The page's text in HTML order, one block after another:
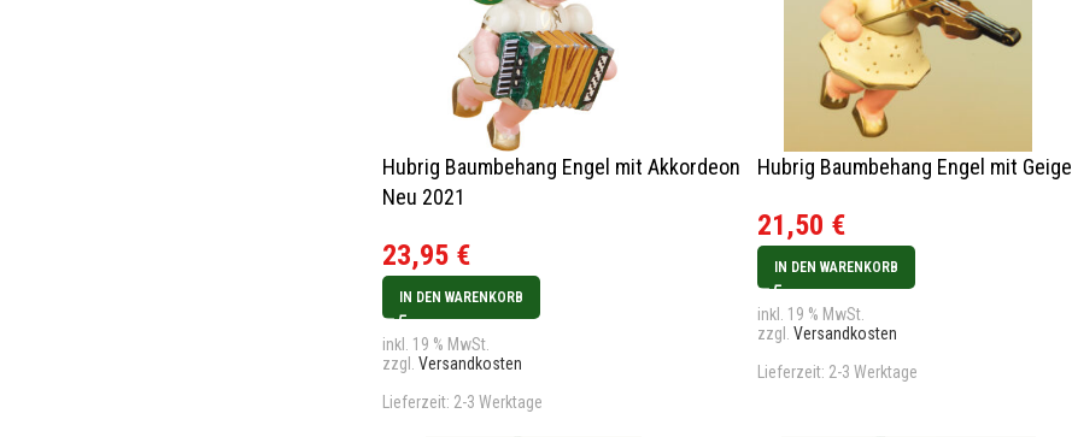
Hubrig Baumbehang Engel mit Akkordeon
Neu 2021
23,95 €
IN DEN WARENKORB
inkl. 19 % MwSt.
zzgl.Versandkosten
Lieferzeit: 2-3 Werktage
Hubrig Baumbehang Engel mit Geige
21,50 €
IN DEN WARENKORB
inkl. 19 % MwSt.
zzgl.Versandkosten
Lieferzeit: 2-3 Werktage